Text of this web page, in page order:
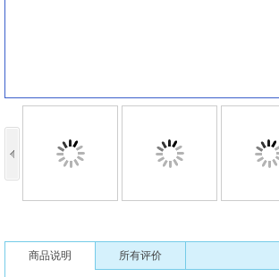
商品说明 所有评价